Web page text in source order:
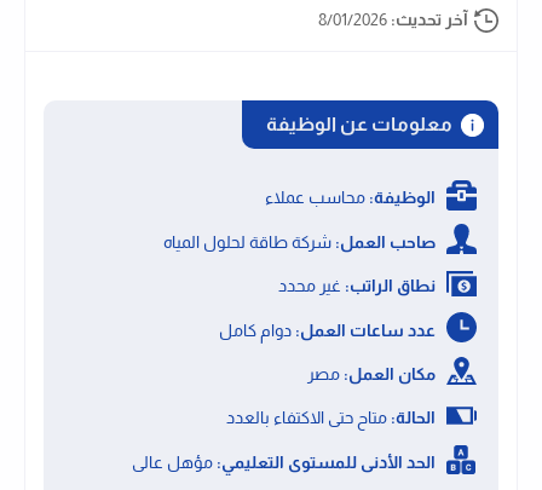
آخر تحديث: 8/01/2026
معلومات عن الوظيفة
الوظيفة: محاسب عملاء
صاحب العمل: شركة طاقة لحلول المياه
نطاق الراتب: غير محدد
عدد ساعات العمل: دوام كامل
مكان العمل: مصر
الحالة: متاح حتى الاكتفاء بالعدد
الحد الأدنى للمستوى التعليمي: مؤهل عالى